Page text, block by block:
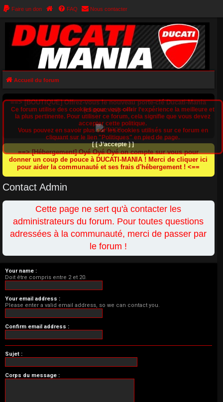
Faire un don FAQ Nous contacter
Accueil du forum
==> [BOUTIQUE] Offrez-vous le nouveau porte-clé Ducati-Mania
(cliquez ici) <==
==> [Hébergement] Oyé Oyé Oyé on compte sur vous pour
donner un coup de pouce à DUCATI-MANIA ! Merci de cliquer ici
pour aider la communauté et ses frais d'hébergement ! <==
Contact Admin
Cette page ne sert qu'à contacter les
administrateurs du forum. Pour toutes questions
adressées à la communauté, merci de passer par
le forum !
Your name :
Doit être compris entre 2 et 20.
Your email address :
Please enter a valid email address, so we can contact you.
Confirm email address :
Sujet :
Corps du message :
Ce forum utilise des cookies pour vous offrir l‘expérience la meilleure et
la plus pertinente. Pour utiliser ce forum, cela signifie que vous devez
accepter cette politique.
Vous pouvez en savoir plus sur les cookies utilisés sur ce forum en
cliquant sur le lien "Politiques" en pied de page.
[ [ J’accepte ] ]